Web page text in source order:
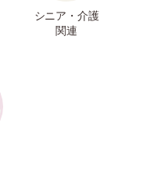
シニア・介護
関連